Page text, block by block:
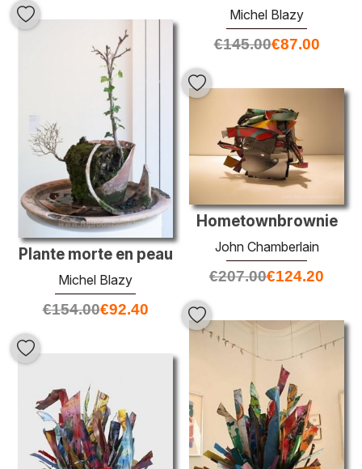
Michel Blazy
€145.00€87.00
Plante morte en peau
Michel Blazy
€154.00€92.40
Hometownbrownie
John Chamberlain
€207.00€124.20